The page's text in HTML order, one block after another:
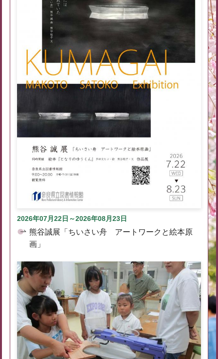
2026年07月22日～2026年08月23日
熊谷誠展「ちいさい舟 アートワークと絵本原
画」